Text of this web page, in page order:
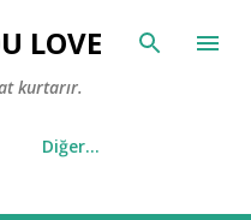
atlaLOVE
kurtarır.
Diğer…